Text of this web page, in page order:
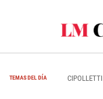
TEMAS DEL DÍA CIPOLLETTI